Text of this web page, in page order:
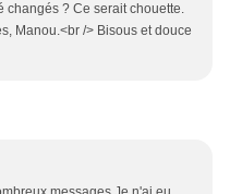
changés ? Ce serait chouette.
Manou.<br /> Bisous et douce